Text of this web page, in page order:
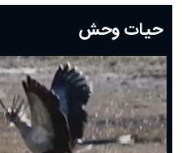
دعای روز بیستم ماه رمضان؛ ۱۹ اسفند ۱۴۰۴
دعای روز هشتم ماه مبارک رمضان؛ ۷ اسفند ماه ۱۴۰۴
دعای روز هفتم ماه رمضان؛ ۶ اسفند ۱۴۰۴
دعای روز ششم ماه رمضان؛ ۵ اسفند ۱۴۰۴
دعای روز پنجم ماه رمضان؛ ۴ اسفند ۱۴۰۴
دعای روز چهارم ماه مبارک رمضان؛ ۳ اسفند ۱۴۰۴
دعای روز سوم ماه مبارک رمضان؛ ۱۴ اسفند ۱۴۰۴
حیات وحش